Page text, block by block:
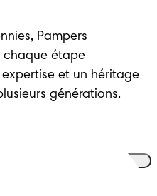
Pampers
chaque étape
et un héritage
générations.